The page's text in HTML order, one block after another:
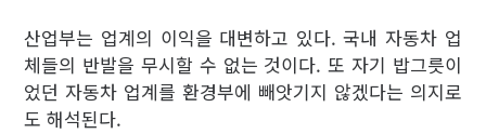
산업부는 업계의 이익을 대변하고 있다. 국내 자동차 업
체들의 반발을 무시할 수 없는 것이다. 또 자기 밥그릇이
었던 자동차 업계를 환경부에 빼앗기지 않겠다는 의지로
도 해석된다.